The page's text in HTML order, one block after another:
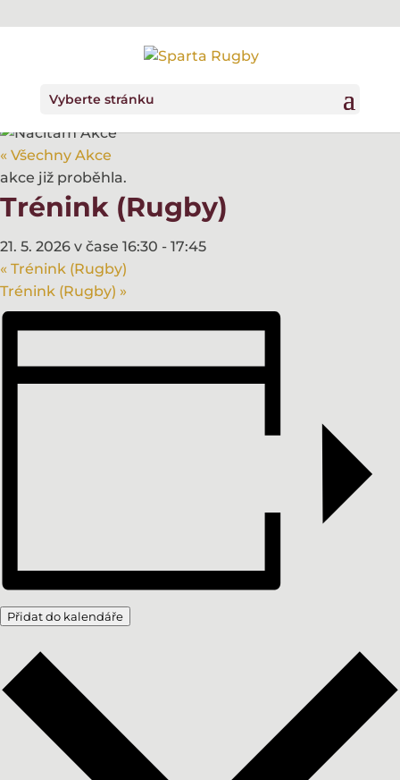
Vyberte stránku
« Všechny Akce
akce již proběhla.
Trénink (Rugby)
21. 5. 2026 v čase 16:30 - 17:45
« Trénink (Rugby)
Trénink (Rugby) »
Přidat do kalendáře